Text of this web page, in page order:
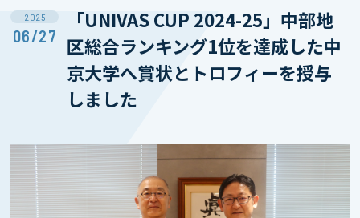
2025
06/27
「UNIVAS CUP 2024-25」中部地
区総合ランキング1位を達成した中
京大学へ賞状とトロフィーを授与
しました